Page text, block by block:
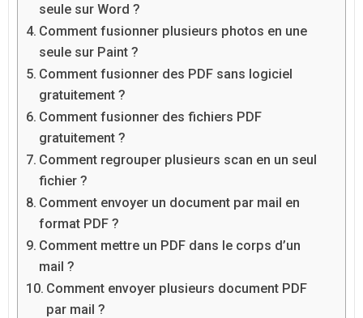
seule sur Word ?
Comment fusionner plusieurs photos en une
seule sur Paint ?
Comment fusionner des PDF sans logiciel
gratuitement ?
Comment fusionner des fichiers PDF
gratuitement ?
Comment regrouper plusieurs scan en un seul
fichier ?
Comment envoyer un document par mail en
format PDF ?
Comment mettre un PDF dans le corps d’un
mail ?
Comment envoyer plusieurs document PDF
par mail ?